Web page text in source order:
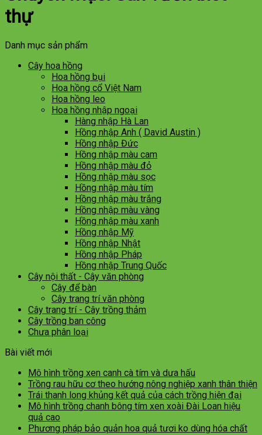
thự
Danh mục sản phẩm
Cây hoa hồng
Hoa hồng bụi
Hoa hồng cổ Việt Nam
Hoa hồng leo
Hoa hồng nhập ngoại
Hàng nhập Hà Lan
Hồng nhập Anh ( David Austin )
Hồng nhập Đức
Hồng nhập màu cam
Hồng nhập màu đỏ
Hồng nhập màu sọc
Hồng nhập màu tím
Hồng nhập màu trắng
Hồng nhập màu vàng
Hồng nhập màu xanh
Hồng nhập Mỹ
Hồng nhập Nhật
Hồng nhập Pháp
Hồng nhập Trung Quốc
Cây nội thất - Cây văn phòng
Cây để bàn
Cây trang trí văn phòng
Cây trang trí - Cây trồng thảm
Cây trồng ban công
Chưa phân loại
Bài viết mới
Mô hình trồng xen canh cà tím và dưa hấu
Trồng rau hữu cơ theo hướng nông nghiệp xanh thân thiện
Trái thanh long khủng kết quả của cách trồng hiện đại
Mô hình trồng chanh bông tím xen xoài Đài Loan hiệu
quả cao
Phương pháp bảo quản hoa quả tươi ko dùng hóa chất